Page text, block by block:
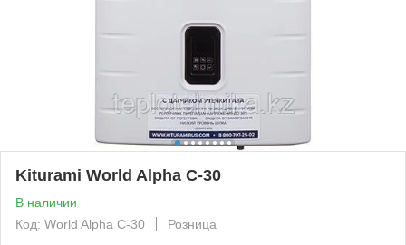
Kiturami World Alpha C-30
В наличии
Код: World Alpha C-30
Розница